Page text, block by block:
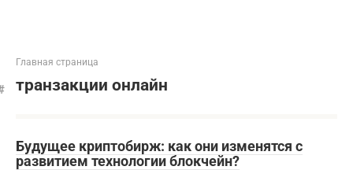
Главная страница
транзакции онлайн
Будущее криптобирж: как они изменятся с
развитием технологии блокчейн?